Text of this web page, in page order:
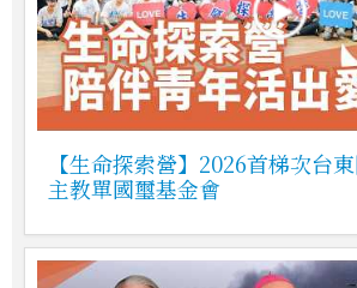
【生命探索營】2026首梯次台
主教單國璽基金會